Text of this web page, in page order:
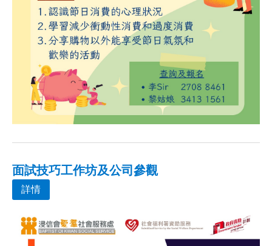
面試技巧工作坊及公司參觀
詳情